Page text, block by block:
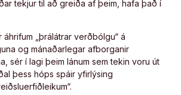
tekjur til að greiða af þeim, hafa það í
áhrifum „þrálátrar verðbólgu“ á
og mánaðarlegar afborganir
sér í lagi þeim lánum sem tekin voru út
þess hóps spáir yfirlýsing